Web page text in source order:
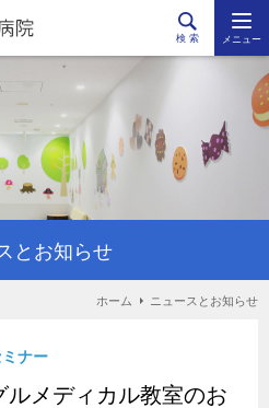
検 索 メニュー
とお知らせ
ホーム ニュースとお知らせ
ナー
メディカル教室のお